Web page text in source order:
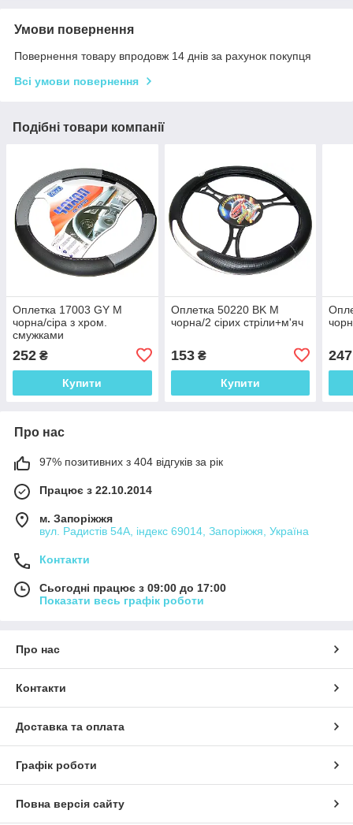
Умови повернення
Повернення товару впродовж 14 днів за рахунок покупця
Всі умови повернення
Подібні товари компанії
Оплетка 17003 GY M
чорна/сіра з хром.
смужками
252 ₴
Купити
Оплетка 50220 BK M
чорна/2 сірих стріли+м'яч
153₴
Купити
Про нас
97% позитивних з 404 відгуків за рік
Працює з 22.10.2014
м. Запоріжжя
вул. Радистів 54А, індекс 69014, Запоріжжя, Україна
Контакти
Сьогодні працює з 09:00 до 17:00
Показати весь графік роботи
Про нас
Контакти
Доставка та оплата
Графік роботи
Повна версія сайту